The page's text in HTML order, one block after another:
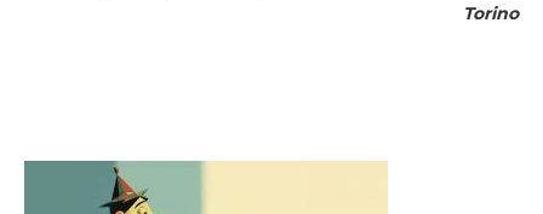
Torino